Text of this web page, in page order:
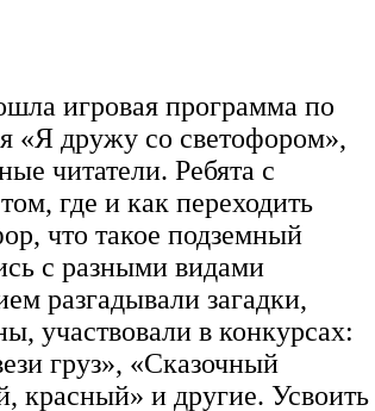
игровая программа по
«Я дружу со светофором»,
читатели. Ребята с
где и как переходить
что такое подземный
с разными видами
разгадывали загадки,
участвовали в конкурсах:
груз», «Сказочный
красный» и другие. Усвоить